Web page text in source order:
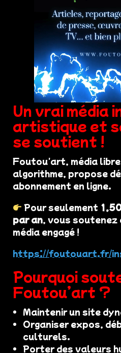
Un vrai média
artistique et
se soutient !
Foutou'art, média
algorithme, propose
abonnement en ligne.
Pour seulement
par an, vous
média engagé !
https://foutouart.fr/
Pourquoi
Foutou’art ?
Maintenir un site
Organiser expos,
culturels.
Porter des valeurs